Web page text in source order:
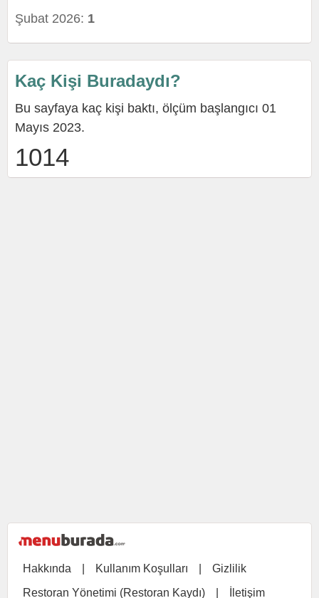
Şubat 2026: 1
Kaç Kişi Buradaydı?
Bu sayfaya kaç kişi baktı, ölçüm başlangıcı 01
Mayıs 2023.
1014
Hakkında Kullanım Koşulları
Gizlilik
Restoran Yönetimi (Restoran Kaydı)
İletişim